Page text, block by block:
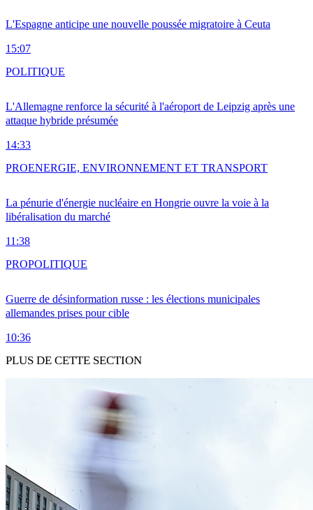
L'Espagne anticipe une nouvelle poussée migratoire à Ceuta
15:07
L'Allemagne renforce la sécurité à l'aéroport de Leipzig après une
attaque hybride présumée
14:33
POLITIQUE
La pénurie d'énergie nucléaire en Hongrie ouvre la voie à la
libéralisation du marché
11:38
PROENERGIE, ENVIRONNEMENT ET TRANSPORT
Guerre de désinformation russe : les élections municipales
allemandes prises pour cible
10:36
PROPOLITIQUE
PLUS DE CETTE SECTION